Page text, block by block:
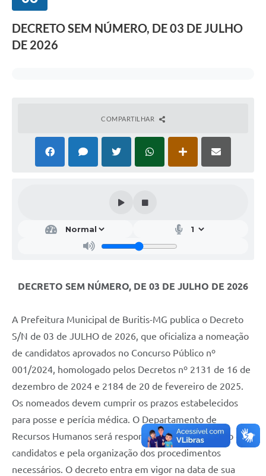
DECRETO SEM NÚMERO, DE 03 DE JULHO
DE 2026
COMPARTILHAR
DECRETO SEM NÚMERO, DE 03 DE JULHO DE 2026
A Prefeitura Municipal de Buritis-MG publica o Decreto
S/N de 03 de JULHO de 2026, que oficializa a nomeação
de candidatos aprovados no Concurso Público nº
001/2024, homologado pelos Decretos nº 2131 de 16 de
dezembro de 2024 e 2184 de 20 de fevereiro de 2025.
Os nomeados devem cumprir os prazos estabelecidos
para posse e perícia médica. O Departamento de
Recursos Humanos será responsável pela notificação dos
candidatos e pela organização dos procedimentos
necessários. O decreto entra em vigor na data de sua